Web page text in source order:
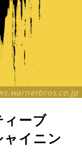
ィーブ
イニン